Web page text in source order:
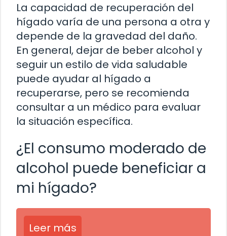
La capacidad de recuperación del
hígado varía de una persona a otra y
depende de la gravedad del daño.
En general, dejar de beber alcohol y
seguir un estilo de vida saludable
puede ayudar al hígado a
recuperarse, pero se recomienda
consultar a un médico para evaluar
la situación específica.
¿El consumo moderado de
alcohol puede beneficiar a
mi hígado?
Leer más